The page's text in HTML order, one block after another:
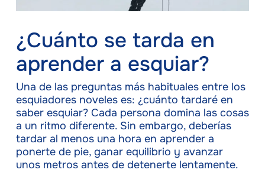
¿Cuánto se tarda en
aprender a esquiar?
Una de las preguntas más habituales entre los
esquiadores noveles es: ¿cuánto tardaré en
saber esquiar? Cada persona domina las cosas
a un ritmo diferente. Sin embargo, deberías
tardar al menos una hora en aprender a
ponerte de pie, ganar equilibrio y avanzar
unos metros antes de detenerte lentamente.